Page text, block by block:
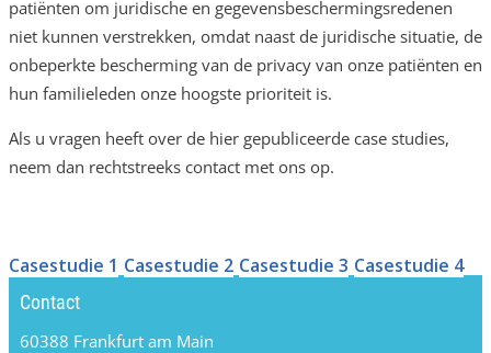
patiënten om juridische en gegevensbeschermingsredenen
niet kunnen verstrekken, omdat naast de juridische situatie, de
onbeperkte bescherming van de privacy van onze patiënten en
hun familieleden onze hoogste prioriteit is.
Als u vragen heeft over de hier gepubliceerde case studies,
neem dan rechtstreeks contact met ons op.
Casestudie 1 Casestudie 2 Casestudie 3 Casestudie 4
Contact
60388 Frankfurt am Main